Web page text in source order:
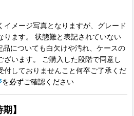
イメージ写真となりますが、グレード
ります。 状態難と表記されていない
品についても白欠けや汚れ、ケースの
ざいます。 ご購入した段階で同意し
付しておりませんこと何卒ご了承くだ
を必ずご確認ください
】